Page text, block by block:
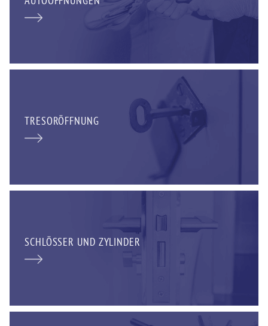
TRESORÖFFNUNG
SCHLÖSSER UND ZYLINDER